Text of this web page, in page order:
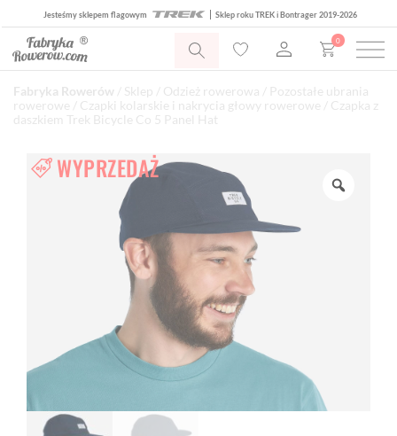
Jesteśmy sklepem flagowym Sklep roku TREK i Bontrager 2019-2026
0
Fabryka Rowerów Sklep Odzież rowerowa
Pozostałe ubrania
rowerowe
Czapki kolarskie i nakrycia głowy rowerowe / Czapka z
daszkiem Trek Bicycle Co 5 Panel Hat
WYPRZEDAŻ